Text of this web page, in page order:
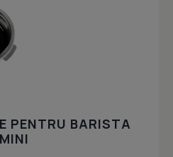
PENTRU BARISTA